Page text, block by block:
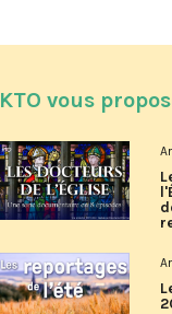
KTO vous